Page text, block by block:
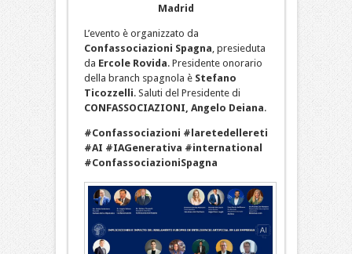
Madrid
L’evento è organizzato da
Confassociazioni Spagna , presieduta
da Ercole Rovida. Presidente onorario
della branch spagnola è Stefano
Ticozzelli. Saluti del Presidente di
CONFASSOCIAZIONI, Angelo Deiana.
#Confassociazioni #laretedellereti
#AI #IAGenerativa #international
#ConfassociazioniSpagna